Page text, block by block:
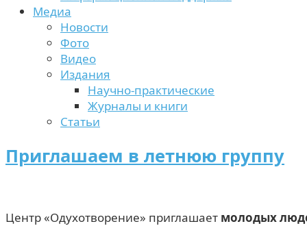
Медиа
Новости
Фото
Видео
Издания
Научно-практические
Журналы и книги
Статьи
Приглашаем в летнюю группу
Центр «Одухотворение» приглашает молодых